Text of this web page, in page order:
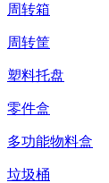
周转箱
周转筐
塑料托盘
零件盒
多功能物料盒
垃圾桶